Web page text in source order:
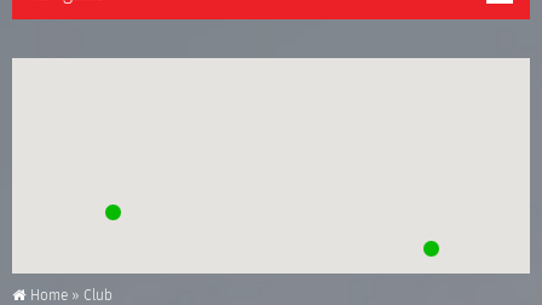
Home » Club